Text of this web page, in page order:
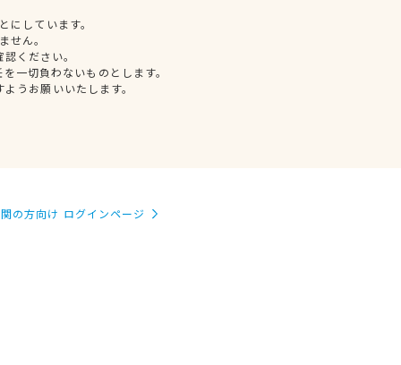
しています。
せん。
ください。
一切負わないものとします。
うお願いいたします。
の方向け ログインページ